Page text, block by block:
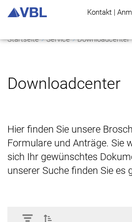
Kontakt |
Startseite Service Downloadcenter
Downloadcenter
Hier finden Sie unsere
Formulare und Anträge. Sie
sich Ihr gewünschtes
unserer Suche finden Sie es